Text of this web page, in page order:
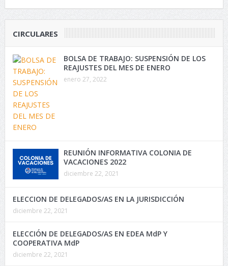
CIRCULARES
BOLSA DE TRABAJO: SUSPENSIÓN DE LOS
REAJUSTES DEL MES DE ENERO
enero 27, 2022
REUNIÓN INFORMATIVA COLONIA DE
VACACIONES 2022
diciembre 22, 2021
ELECCION DE DELEGADOS/AS EN LA JURISDICCIÓN
diciembre 22, 2021
ELECCIÓN DE DELEGADOS/AS EN EDEA MdP Y
COOPERATIVA MdP
diciembre 22, 2021